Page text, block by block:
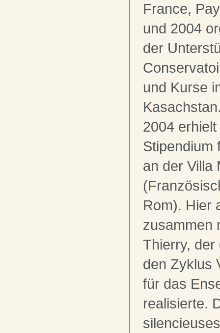
France,
und 2004
der
und Kurse
2004
Stipendium
an der Villa
Rom). Hier
zusammen
Thierry, der
den Zyklus
für das
realisierte.